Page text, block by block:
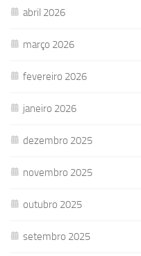
abril 2026
março 2026
fevereiro 2026
janeiro 2026
dezembro 2025
novembro 2025
outubro 2025
setembro 2025